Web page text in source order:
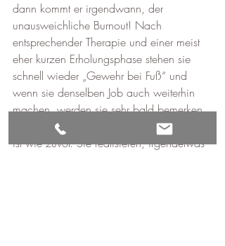
dann kommt er irgendwann, der
unausweichliche Burnout! Nach
entsprechender Therapie und einer meist
eher kurzen Erholungsphase stehen sie
schnell wieder „Gewehr bei Fuß“ und
wenn sie denselben Job auch weiterhin
machen, werden sie sehr bald bemerken,
dass er nicht mehr so zu bewerkstelligen
ist wie zuvor. Sie realisieren, irgendetwas